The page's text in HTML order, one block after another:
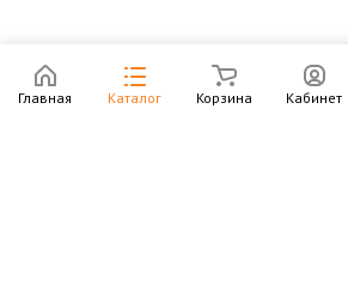
Главная Каталог Корзина Кабинет